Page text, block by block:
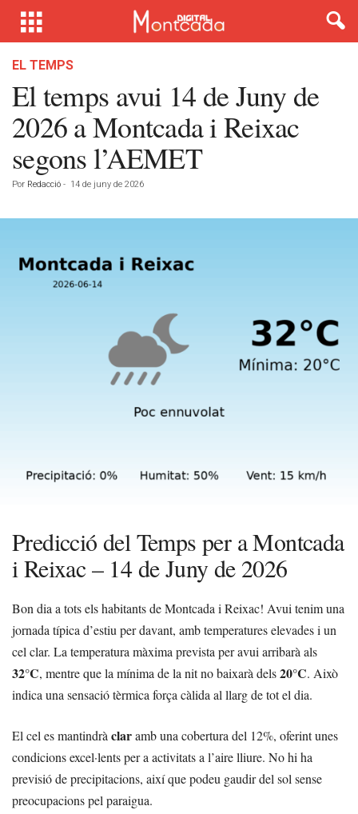
EL TEMPS
El temps avui 14 de Juny de
2026 a Montcada i Reixac
segons l’AEMET
Por Redacció - 14 de juny de 2026
Predicció del Temps per a Montcada
i Reixac – 14 de Juny de 2026
Bon dia a tots els habitants de Montcada i Reixac! Avui tenim una
jornada típica d’estiu per davant, amb temperatures elevades i un
cel clar. La temperatura màxima prevista per avui arribarà als
32°C, mentre que la mínima de la nit no baixarà dels20°C. Això
indica una sensació tèrmica força càlida al llarg de tot el dia.
El cel es mantindràclaramb una cobertura del 12%, oferint unes
condicions excel·lents per a activitats a l’aire lliure. No hi ha
previsió de precipitacions, així que podeu gaudir del sol sense
preocupacions pel paraigua.